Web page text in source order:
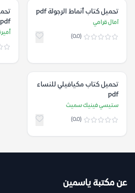
تحميل كتاب أنماط الرجولة pdf
آمال قرامي
(0.0)
pdf
تحميل كتاب مكيافيلي للنساء
pdf
ستيسي فينيك سميث
(0.0)
عن مكتبة ياسمين